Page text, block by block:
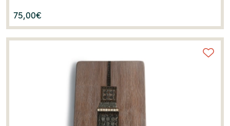
75,00€